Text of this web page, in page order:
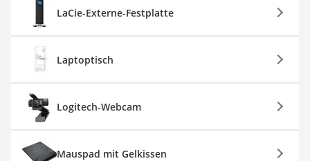
LaCie-Externe-Festplatte
Laptoptisch
Logitech-Webcam
Mauspad mit Gelkissen